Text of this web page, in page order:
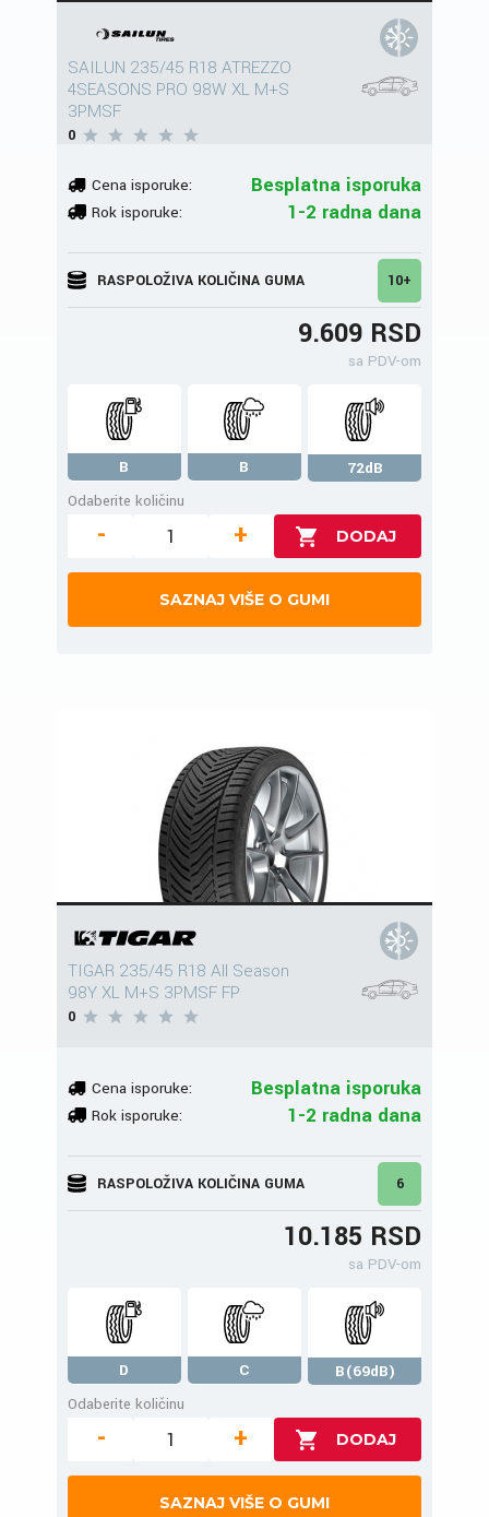
SAILUN 235/45 R18 ATREZZO
4SEASONS PRO 98W XL M+S
3PMSF
0
Cena isporuke: Besplatna isporuka
Rok isporuke: 1-2 radna dana
RASPOLOŽIVA KOLIČINA GUMA 10+
9.609 RSD
sa PDV-om
B B
72dB
Odaberite količinu
- +
SAZNAJ VIŠE O GUMI
TIGAR 235/45 R18 All Season
98Y XL M+S 3PMSF FP
0
Cena isporuke: Besplatna isporuka
Rok isporuke: 1-2 radna dana
RASPOLOŽIVA KOLIČINA GUMA 6
10.185 RSD
sa PDV-om
D C
B(69dB)
Odaberite količinu
- +
SAZNAJ VIŠE O GUMI